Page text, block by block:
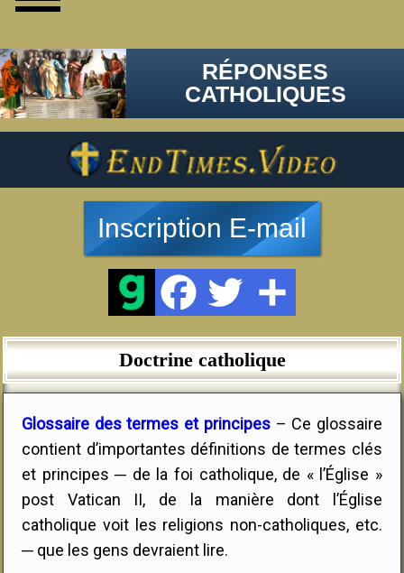
RÉPONSES
CATHOLIQUES
Inscription E-mail
Doctrine catholique
Glossaire des termes et principes– Ce glossaire
contient d’importantes définitions de termes clés
et principes ─ de la foi catholique, de « l’Église »
post Vatican II, de la manière dont l’Église
catholique voit les religions non-catholiques, etc.
─ que les gens devraient lire.